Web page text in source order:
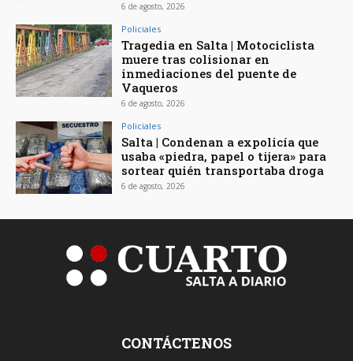
6 de agosto, 2026
Policiales
Tragedia en Salta | Motociclista
muere tras colisionar en
inmediaciones del puente de
Vaqueros
6 de agosto, 2026
Policiales
Salta | Condenan a expolicía que
usaba «piedra, papel o tijera» para
sortear quién transportaba droga
6 de agosto, 2026
CONTÁCTENOS